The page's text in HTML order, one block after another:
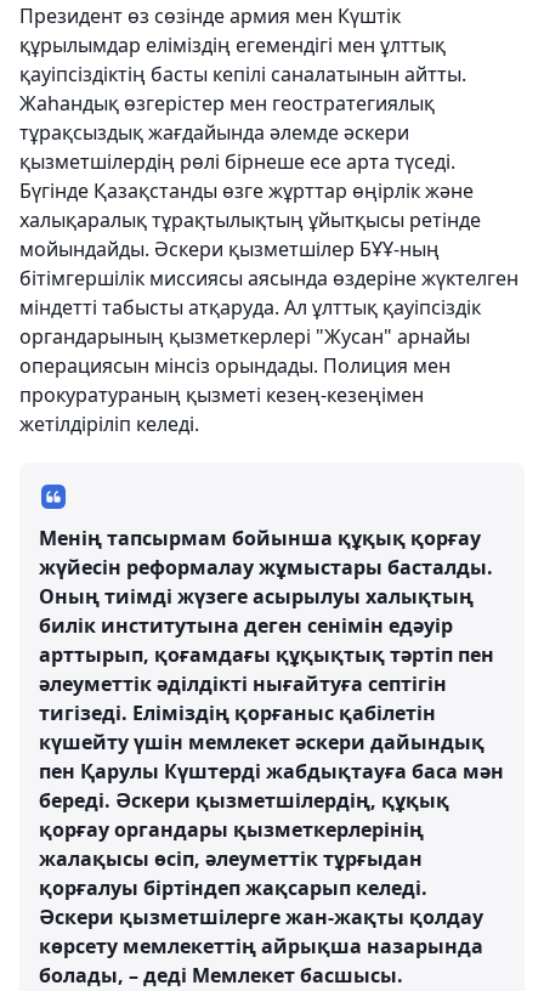
Президент өз сөзінде армия мен Күштік
құрылымдар еліміздің егемендігі мен ұлттық
қауіпсіздіктің басты кепілі саналатынын айтты.
Жаһандық өзгерістер мен геостратегиялық
тұрақсыздық жағдайында әлемде әскери
қызметшілердің рөлі бірнеше есе арта түседі.
Бүгінде Қазақстанды өзге жұрттар өңірлік және
халықаралық тұрақтылықтың ұйытқысы ретінде
мойындайды. Әскери қызметшілер БҰҰ-ның
бітімгершілік миссиясы аясында өздеріне жүктелген
міндетті табысты атқаруда. Ал ұлттық қауіпсіздік
органдарының қызметкерлері "Жусан" арнайы
операциясын мінсіз орындады. Полиция мен
прокуратураның қызметі кезең-кезеңімен
жетілдіріліп келеді.
Менің тапсырмам бойынша құқық қорғау
жүйесін реформалау жұмыстары басталды.
Оның тиімді жүзеге асырылуы халықтың
билік институтына деген сенімін едәуір
арттырып, қоғамдағы құқықтық тәртіп пен
әлеуметтік әділдікті нығайтуға септігін
тигізеді. Еліміздің қорғаныс қабілетін
күшейту үшін мемлекет әскери дайындық
пен Қарулы Күштерді жабдықтауға баса мән
береді. Әскери қызметшілердің, құқық
қорғау органдары қызметкерлерінің
жалақысы өсіп, әлеуметтік тұрғыдан
қорғалуы біртіндеп жақсарып келеді.
Әскери қызметшілерге жан-жақты қолдау
көрсету мемлекеттің айрықша назарында
болады, – деді Мемлекет басшысы.